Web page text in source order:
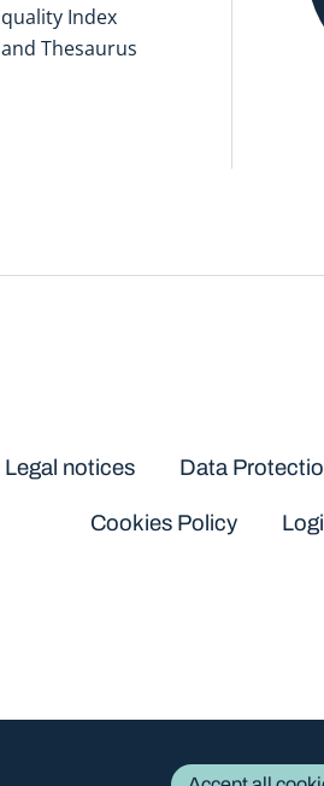
Index
Thesaurus
Legal notices Data
Cookies Policy